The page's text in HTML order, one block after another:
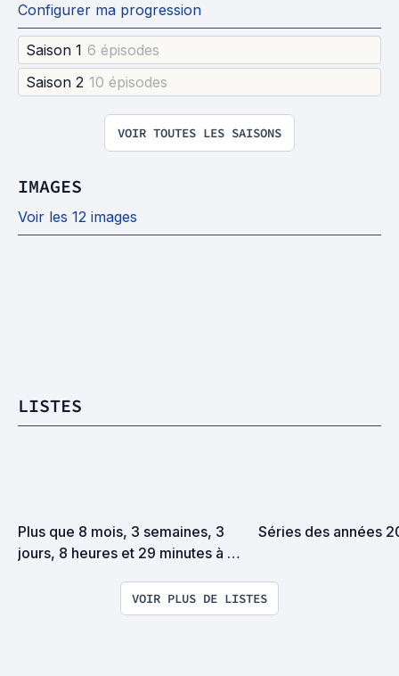
Configurer ma progression
Saison 1 6 épisodes
Saison 2 10 épisodes
VOIR TOUTES LES SAISONS
IMAGES
Voir les 12 images
LISTES
Plus que 8 mois, 3 semaines, 3
jours, 8 heures et 29 minutes à
Séries des années
VOIR PLUS DE LISTES